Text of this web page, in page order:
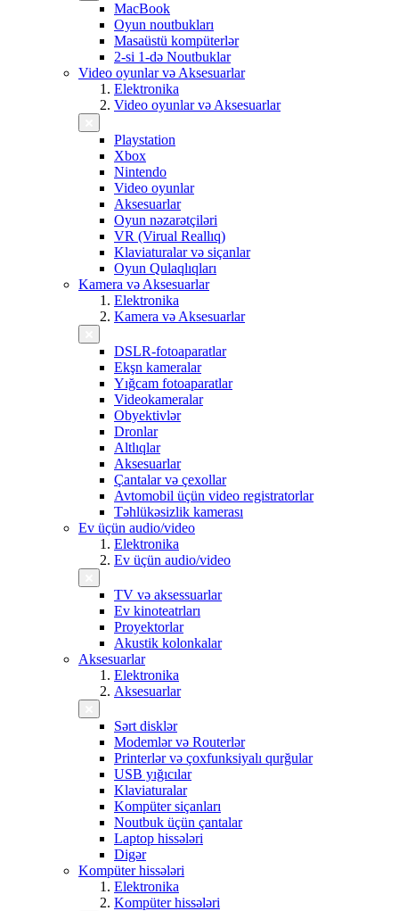
MacBook
Oyun noutbukları
Masaüstü kompüterlər
2-si 1-də Noutbuklar
Video oyunlar və Aksesuarlar
Elektronika
Video oyunlar və Aksesuarlar
Playstation
Xbox
Nintendo
Video oyunlar
Aksesuarlar
Oyun nəzarətçiləri
VR (Virual Reallıq)
Klaviaturalar və siçanlar
Oyun Qulaqlıqları
Kamera və Aksesuarlar
Elektronika
Kamera və Aksesuarlar
DSLR-fotoaparatlar
Ekşn kameralar
Yığcam fotoaparatlar
Videokameralar
Obyektivlər
Dronlar
Altlıqlar
Aksesuarlar
Çantalar və çexollar
Avtomobil üçün video registratorlar
Təhlükəsizlik kamerası
Ev üçün audio/video
Elektronika
Ev üçün audio/video
TV və aksessuarlar
Ev kinoteatrları
Proyektorlar
Akustik kolonkalar
Aksesuarlar
Elektronika
Aksesuarlar
Sərt disklər
Modemlər və Routerlər
Printerlər və çoxfunksiyalı qurğular
USB yığıcılar
Klaviaturalar
Kompüter siçanları
Noutbuk üçün çantalar
Laptop hissələri
Digər
Kompüter hissələri
Elektronika
Kompüter hissələri